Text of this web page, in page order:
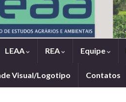
LEAA REA Equipe
Visual/Logotipo Contatos